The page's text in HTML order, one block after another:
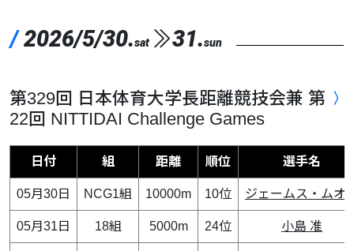
/2026/5/30.sat 31.sun
第329回 日本体育大学長距離競技会兼 第
22回 NITTIDAI Challenge Games
日付 組 距離 順位 選手名
05月30日 NCG1組 10000m 10位 ジェームス・ムオ
05月31日 18組 5000m 24位 小島 准